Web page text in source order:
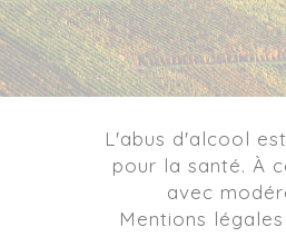
L'abus d'alcool
pour la santé. À
avec
Mentions